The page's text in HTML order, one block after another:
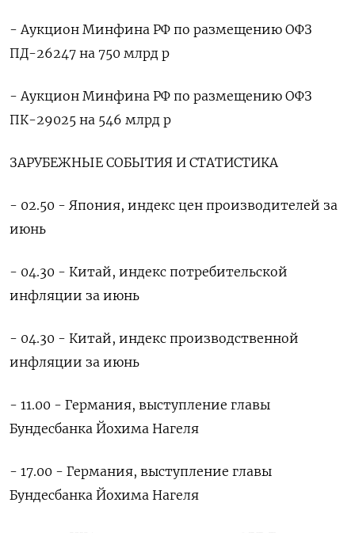
- Аукцион Минфина РФ по размещению ОФЗ
ПД-26247 на 750 млрд р
- Аукцион Минфина РФ по размещению ОФЗ
ПК-29025 на 546 млрд р
ЗАРУБЕЖНЫЕ СОБЫТИЯ И СТАТИСТИКА
- 02.50 - Япония, индекс цен производителей за
июнь
- 04.30 - Китай, индекс потребительской
инфляции за июнь
- 04.30 - Китай, индекс производственной
инфляции за июнь
- 11.00 - Германия, выступление главы
Бундесбанка Йохима Нагеля
- 17.00 - Германия, выступление главы
Бундесбанка Йохима Нагеля